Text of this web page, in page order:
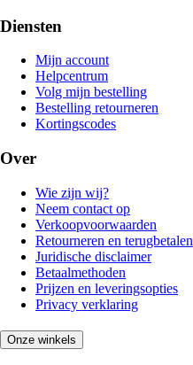
Diensten
Mijn account
Helpcentrum
Volg mijn bestelling
Bestelling retourneren
Kortingscodes
Over
Wie zijn wij?
Neem contact op
Verkoopvoorwaarden
Retourneren en terugbetalen
Juridische disclaimer
Betaalmethoden
Prijzen en leveringsopties
Privacy verklaring
Onze winkels